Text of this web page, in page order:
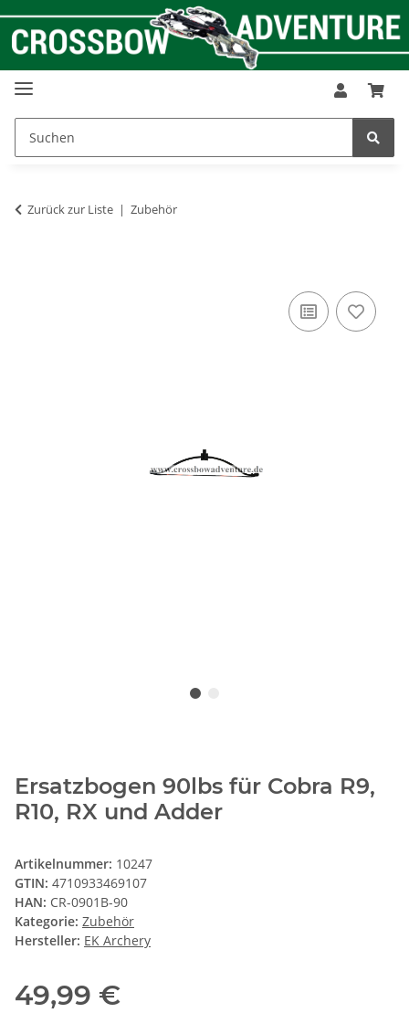
Zurück zur Liste Zubehör
Ersatzbogen 90lbs für Cobra R9,
R10, RX und Adder
Artikelnummer: 10247
GTIN: 4710933469107
HAN: CR-0901B-90
Kategorie: Zubehör
Hersteller: EK Archery
49,99 €